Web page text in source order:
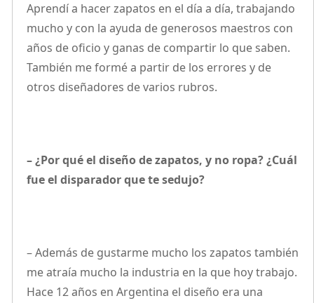
Aprendí a hacer zapatos en el día a día, trabajando
mucho y con la ayuda de generosos maestros con
años de oficio y ganas de compartir lo que saben.
También me formé a partir de los errores y de
otros diseñadores de varios rubros.
– ¿Por qué el diseño de zapatos, y no ropa? ¿Cuál
fue el disparador que te sedujo?
– Además de gustarme mucho los zapatos también
me atraía mucho la industria en la que hoy trabajo.
Hace 12 años en Argentina el diseño era una